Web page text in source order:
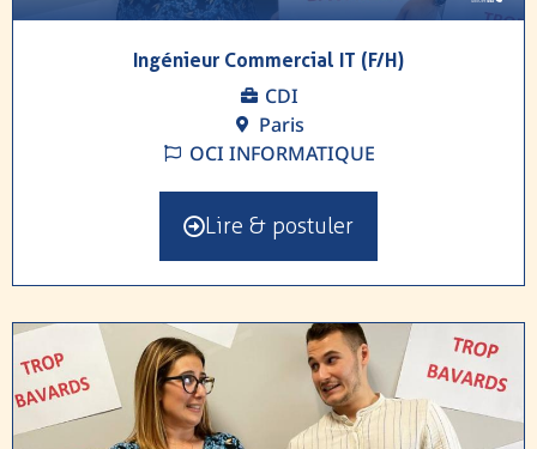
Ingénieur Commercial IT (F/H)
CDI
Paris
OCI INFORMATIQUE
Lire & postuler